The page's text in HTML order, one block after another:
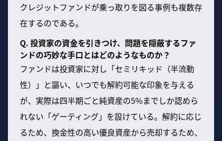
クレジットファンドが乗っ取りを図る事例も複数存
在するのである。
Q. 投資家の資金を引きつけ、問題を隠蔽するファ
ンドの巧妙な手口とはどのようなものか？
ファンドは投資家に対し「セミリキッド（半流動
性）」と謳い、いつでも解約可能な印象を与える
が、実際は四半期ごと純資産の5%までしか認めら
れない「ゲーティング」を設けている。解約に応じ
るため、換金性の高い優良資産から売却するため、